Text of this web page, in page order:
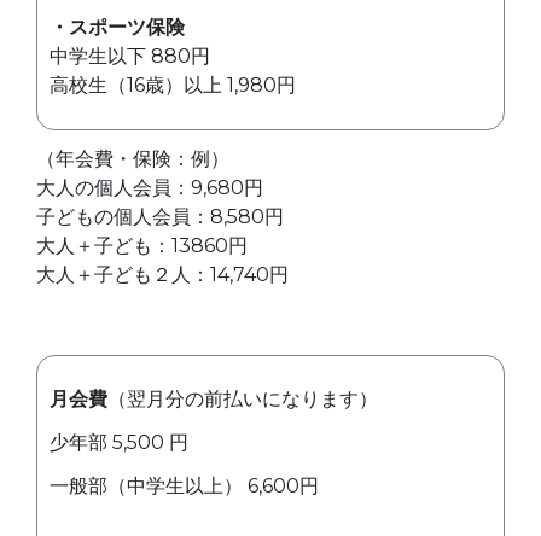
・スポーツ保険
中学生以下 880円
高校生（16歳）以上 1,980円
（年会費・保険：例）
大人の個人会員：9,680円
子どもの個人会員：8,580円
大人＋子ども：13860円
大人＋子ども２人：14,740円
月会費（翌月分の前払いになります）
少年部 5,500 円
一般部（中学生以上） 6,600円